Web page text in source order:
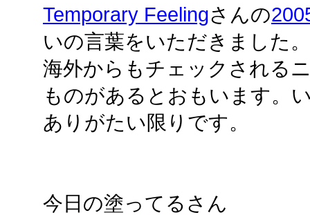
Temporary Feelingさんの
いの言葉をいただきました
海外からもチェックされる
ものがあるとおもいます。
ありがたい限りです。
今日の塗ってるさん